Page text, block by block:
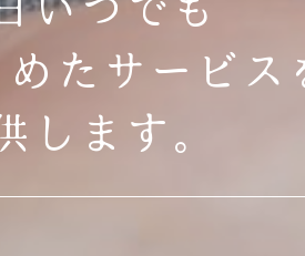
めたサービス
します。